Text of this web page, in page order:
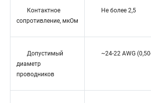
Контактное
сопротивление, мкОм
Не более 2,5
Допустимый
диаметр
проводников
~24-22 AWG